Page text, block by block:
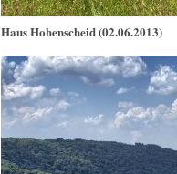
Haus Hohenscheid (02.06.2013)